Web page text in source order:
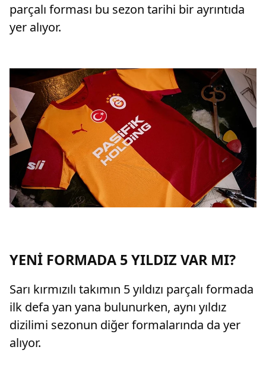
parçalı forması bu sezon tarihi bir ayrıntıda
yer alıyor.
YENİ FORMADA 5 YILDIZ VAR MI?
Sarı kırmızılı takımın 5 yıldızı parçalı formada
ilk defa yan yana bulunurken, aynı yıldız
dizilimi sezonun diğer formalarında da yer
alıyor.